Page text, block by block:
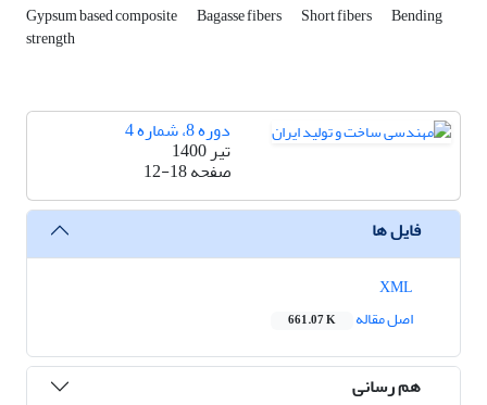
Gypsum based composite Bagasse fibers Short fibers Bending
strength
دوره 8، شماره 4
تیر 1400
صفحه12-18
فایل ها
اصل مقاله
661.07 K
هم رسانی